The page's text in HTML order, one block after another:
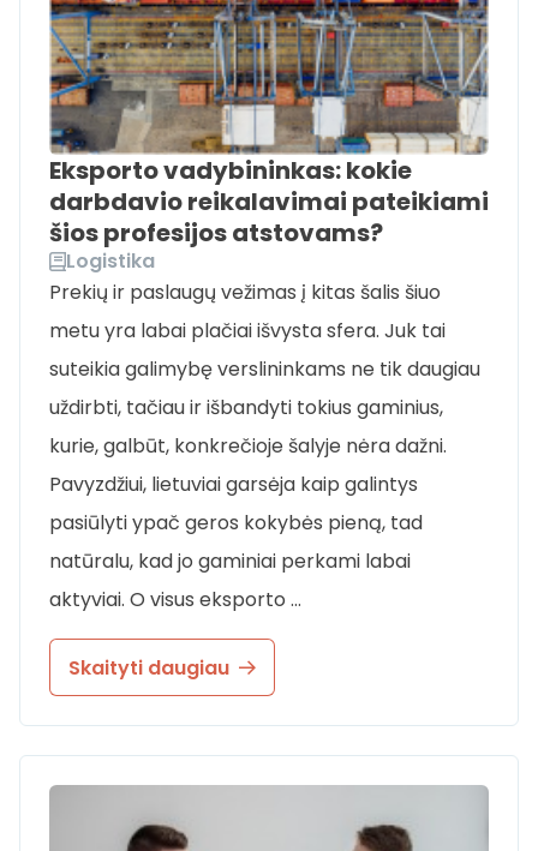
Eksporto vadybininkas: kokie
darbdavio reikalavimai pateikiami
šios profesijos atstovams?
Logistika
Prekių ir paslaugų vežimas į kitas šalis šiuo
metu yra labai plačiai išvysta sfera. Juk tai
suteikia galimybę verslininkams ne tik daugiau
uždirbti, tačiau ir išbandyti tokius gaminius,
kurie, galbūt, konkrečioje šalyje nėra dažni.
Pavyzdžiui, lietuviai garsėja kaip galintys
pasiūlyti ypač geros kokybės pieną, tad
natūralu, kad jo gaminiai perkami labai
aktyviai. O visus eksporto …
Skaityti daugiau